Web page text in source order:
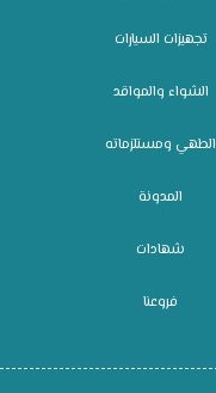
تجهيزات السيارات
الشواء والمواقد
الطهي ومستلزماته
المدونة
شهادات
فروعنا